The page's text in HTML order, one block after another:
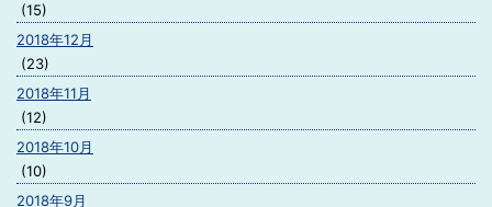
(15)
2018年12月
(23)
2018年11月
(12)
2018年10月
(10)
2018年9月